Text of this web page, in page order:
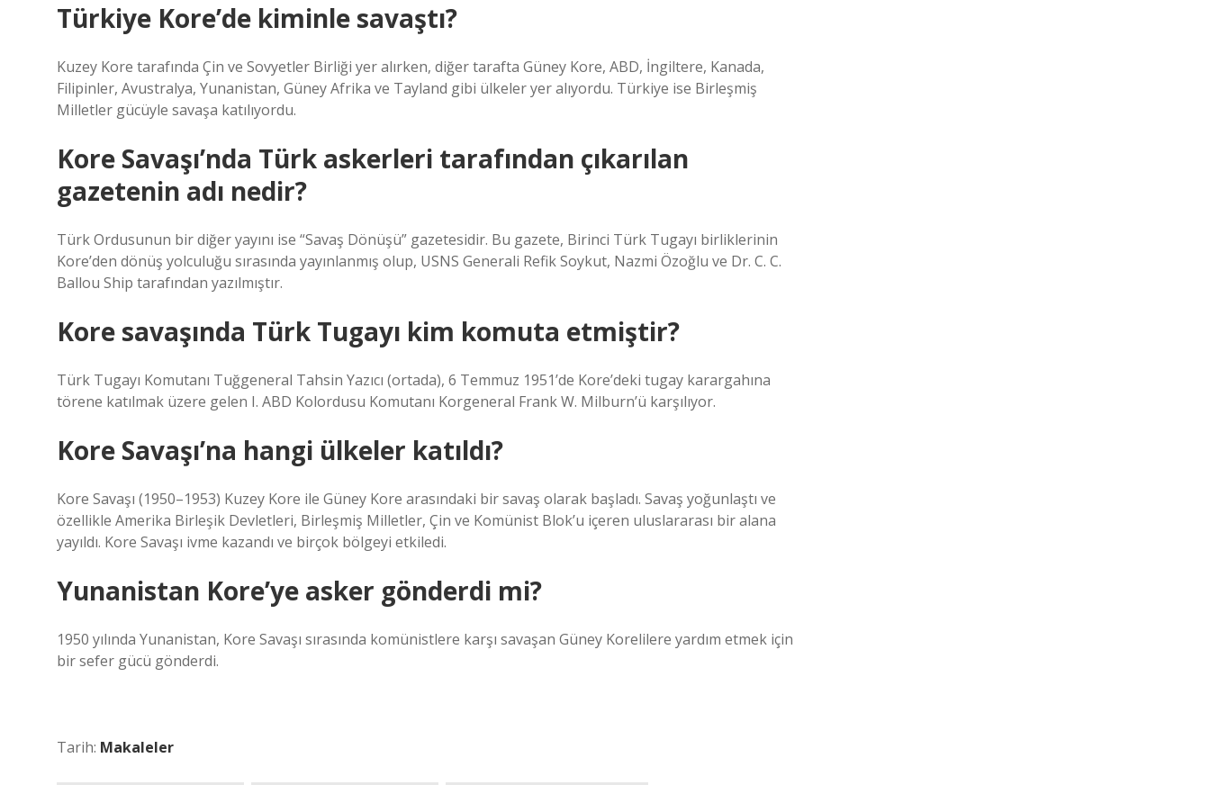
Türkiye Kore’de kiminle savaştı?
Kuzey Kore tarafında Çin ve Sovyetler Birliği yer alırken, diğer tarafta Güney Kore, ABD, İngiltere, Kanada,
Filipinler, Avustralya, Yunanistan, Güney Afrika ve Tayland gibi ülkeler yer alıyordu. Türkiye ise Birleşmiş
Milletler gücüyle savaşa katılıyordu.
Kore Savaşı’nda Türk askerleri tarafından çıkarılan
gazetenin adı nedir?
Türk Ordusunun bir diğer yayını ise “Savaş Dönüşü” gazetesidir. Bu gazete, Birinci Türk Tugayı birliklerinin
Kore’den dönüş yolculuğu sırasında yayınlanmış olup, USNS Generali Refik Soykut, Nazmi Özoğlu ve Dr. C. C.
Ballou Ship tarafından yazılmıştır.
Kore savaşında Türk Tugayı kim komuta etmiştir?
Türk Tugayı Komutanı Tuğgeneral Tahsin Yazıcı (ortada), 6 Temmuz 1951’de Kore’deki tugay karargahına
törene katılmak üzere gelen I. ABD Kolordusu Komutanı Korgeneral Frank W. Milburn’ü karşılıyor.
Kore Savaşı’na hangi ülkeler katıldı?
Kore Savaşı (1950–1953) Kuzey Kore ile Güney Kore arasındaki bir savaş olarak başladı. Savaş yoğunlaştı ve
özellikle Amerika Birleşik Devletleri, Birleşmiş Milletler, Çin ve Komünist Blok’u içeren uluslararası bir alana
yayıldı. Kore Savaşı ivme kazandı ve birçok bölgeyi etkiledi.
Yunanistan Kore’ye asker gönderdi mi?
1950 yılında Yunanistan, Kore Savaşı sırasında komünistlere karşı savaşan Güney Korelilere yardım etmek için
bir sefer gücü gönderdi.
Tarih: Makaleler